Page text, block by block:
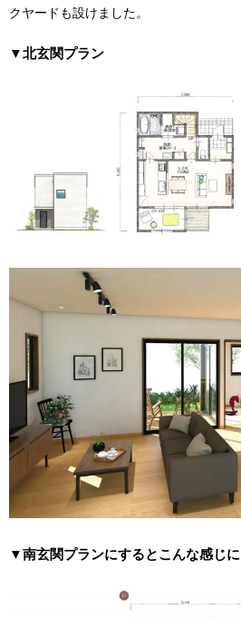
クヤードも設けました。
▼北玄関プラン
▼南玄関プランにするとこんな感じに